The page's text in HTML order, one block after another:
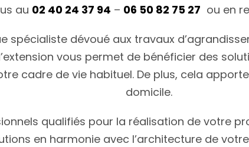
au 02 40 24 37 94 – 06 50 82 75 27 ou en
spécialiste dévoué aux travaux
vous permet de bénéficier des
cadre de vie habituel. De plus, cela
domicile.
qualifiés pour la réalisation de votre
en harmonie avec l’architecture de